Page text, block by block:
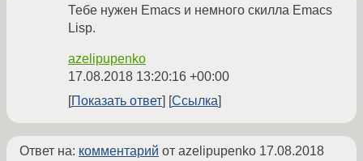
Тебе нужен Emacs и немного скилла Emacs
Lisp.
azelipupenko
17.08.2018 13:20:16 +00:00
Показать ответ
Ссылка
Ответ на: комментарий от azelipupenko 17.08.2018